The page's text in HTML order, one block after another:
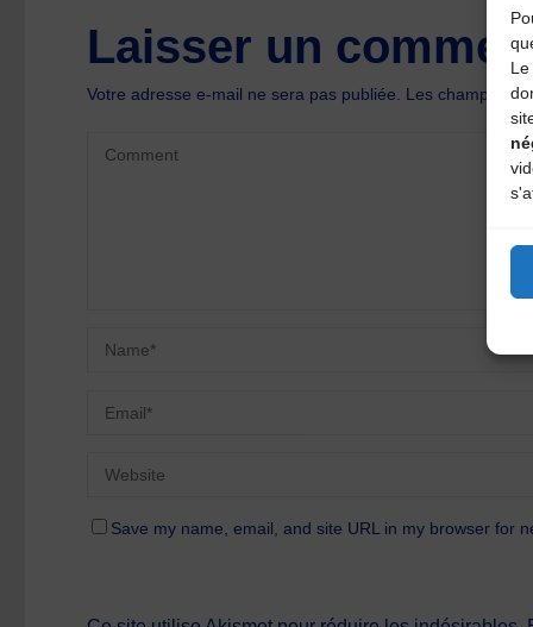
Laisser un
Votre adresse e-mail ne sera pas publiée. Les champs
Save my name, email, and site URL in my browser for